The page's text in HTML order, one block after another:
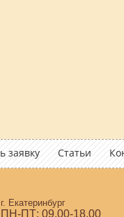
заявку Статьи
г. Екатеринбург
ПН-ПТ: 09.00-18.00